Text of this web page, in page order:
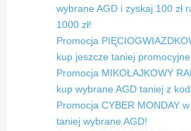
wybrane AGD i zyskaj 100 zł
1000 zł!
Promocja
kup jeszcze taniej
Promocja MIKOŁAJKOWY
kup wybrane AGD taniej z
Promocja CYBER MONDAY
taniej wybrane AGD!